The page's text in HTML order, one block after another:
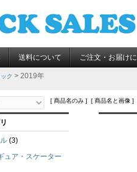
送料について ご注文・お届け
ク > 2019年
[ 商品名のみ ] [ 商品名と画像 ]
(3)
ュア・スケーター